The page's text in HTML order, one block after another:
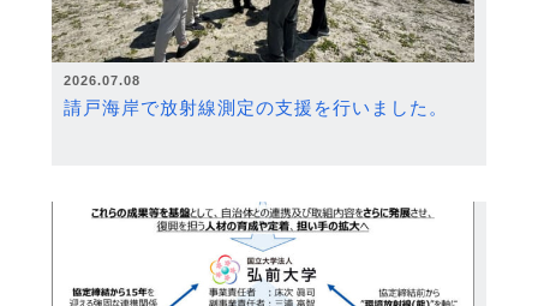
2026.07.08
請戸海岸で放射線測定の支援を行いました。